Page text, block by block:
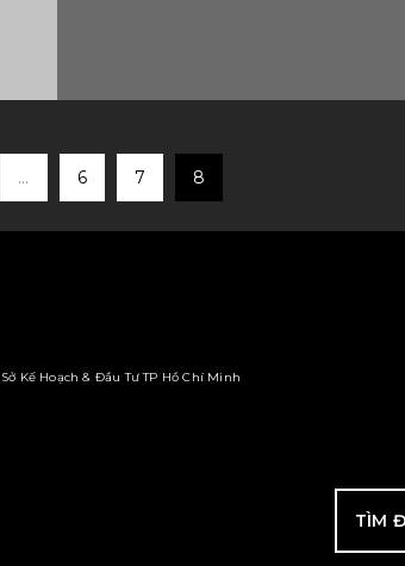
… 6 7 8
Kế Hoạch & Đầu Tư TP Hồ Chí Minh
TÌM